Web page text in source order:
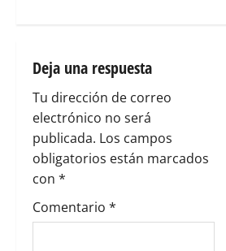
ó
n
d
e
e
Deja una respuesta
Tu dirección de correo
electrónico no será
publicada. Los campos
obligatorios están marcados
con *
Comentario *